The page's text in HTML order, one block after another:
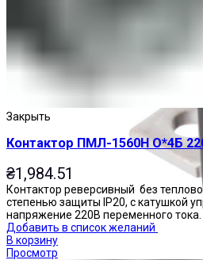
Закрыть
Контактор ПМЛ-1560Н О*4Б
₴1,984.51
Контактор реверсивный без
степенью защиты IP20, с катушкой
напряжение 220В переменного тока.
Добавить в список желаний
В корзину
Просмотр